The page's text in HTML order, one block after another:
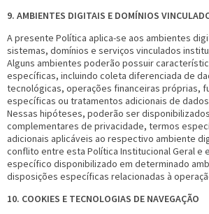
9. AMBIENTES DIGITAIS E DOMÍNIOS
A presente Política aplica-se aos ambientes
sistemas, domínios e serviços vinculados
Alguns ambientes poderão possuir
específicas, incluindo coleta diferenciada de
tecnológicas, operações financeiras próprias,
específicas ou tratamentos adicionais de
Nessas hipóteses, poderão ser
complementares de privacidade, termos
adicionais aplicáveis ao respectivo ambiente
conflito entre esta Política Institucional Geral e
específico disponibilizado em determinado
disposições específicas relacionadas à
10. COOKIES E TECNOLOGIAS DE NAVEGAÇÃO